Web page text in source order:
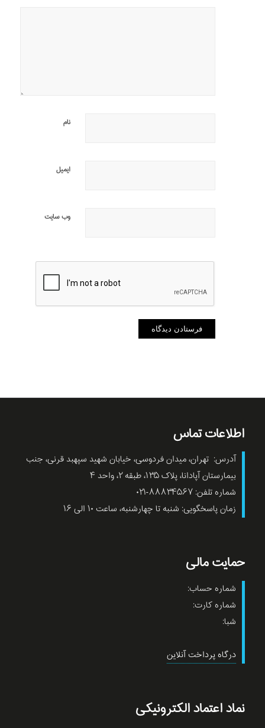
نام
ایمیل
وب‌ سایت
اطلاعات تماس
آدرس: تهران، میدان فردوسی، خیابان شهید سپهبد قرنی، جنب
بیمارستان آپادانا، پلاک ۱۳۵، طبقه ۲، واحد ۴
شماره تلفن: ۸۸۸۳۴۵۶۷-۰۲۱
زمان پاسخگویی: شنبه تا چهارشنبه، ساعت ۱۰ الی ۱۶
حمایت مالی
شماره حساب:
شماره کارت:
شبا:
درگاه پرداخت آنلاین
نماد اعتماد الکترونیکی